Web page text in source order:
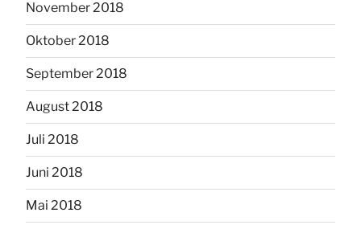
November 2018
Oktober 2018
September 2018
August 2018
Juli 2018
Juni 2018
Mai 2018